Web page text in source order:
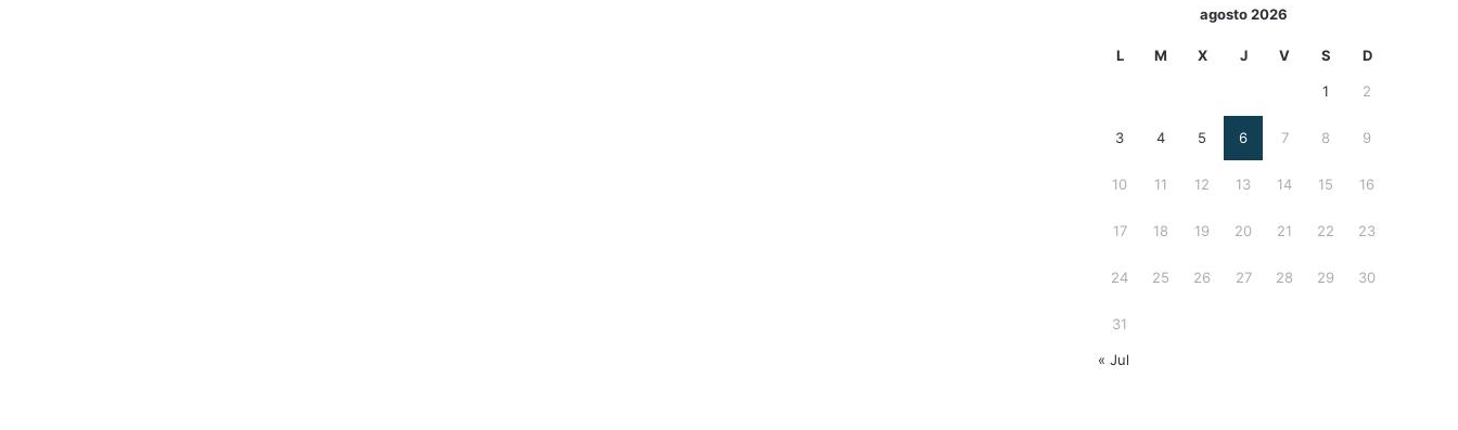
agosto 2026
L M X J V S D
1 2
3 4 5 6 7 8 9
10 11 12 13 14 15 16
17 18 19 20 21 22 23
24 25 26 27 28 29 30
31
« Jul